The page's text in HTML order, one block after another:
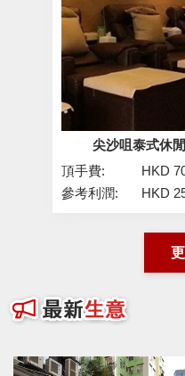
尖沙咀泰式休
頂手費:
HKD
參考利潤:
HKD